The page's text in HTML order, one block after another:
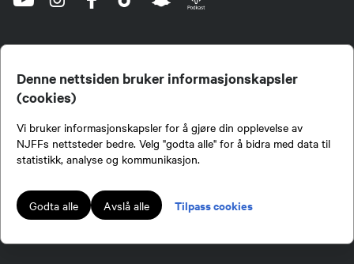
Denne nettsiden bruker informasjonskapsler
(cookies)
Vi bruker informasjonskapsler for å gjøre din opplevelse av
NJFFs nettsteder bedre. Velg "godta alle" for å bidra med data til
statistikk, analyse og kommunikasjon.
Godta alle Avslå alle Tilpass cookies
jegere og sportsfiskere og et av de viktigste miljøene for formidling av kunnskap om jakt og
fiske i Norge. Vi er en partipolitisk nøytral organisasjon, men har et sterkt jakt-, fiske-, og
naturpolitisk engasjement i mange saker.
Lokalforeninger tilsluttet Norges Jeger- og Fiskerforbund har ansvar for innhold de
publiserer på njff.no.